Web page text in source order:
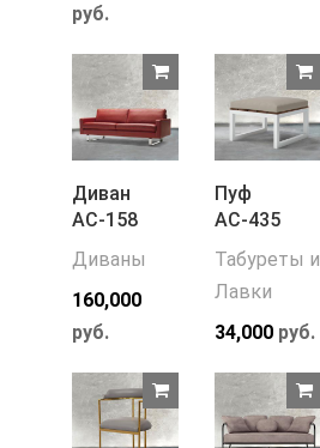
руб.
Диван
АС-158
Диваны
160,000
руб.
Пуф
АС-435
Табуреты и
Лавки
34,000 руб.